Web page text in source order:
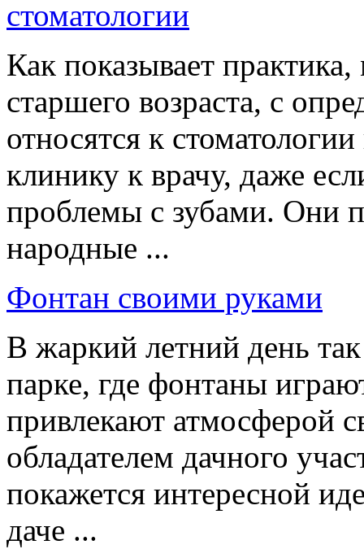
стоматологии
Как показывает
старшего возраста, с
относятся к
клинику к врачу, даже
проблемы с зубами. Они
народные ...
Фонтан своими руками
В жаркий летний день
парке, где фонтаны
привлекают атмосферой
обладателем дачного
покажется интересной
даче ...